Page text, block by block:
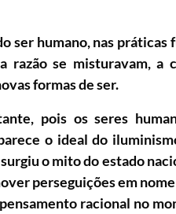
ser humano, nas práticas
se misturavam, a
formas de ser.
pois os seres
o ideal do
o mito do estado
perseguições em
racional no